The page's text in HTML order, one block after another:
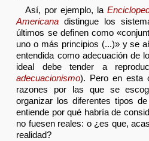
Así, por ejemplo, la
Americana distingue los
últimos se definen como
uno o más principios (...)» y se
entendida como adecuación de
ideal debe tender a
adecuacionismo). Pero en esta
razones por las que se
organizar los diferentes tipos
entiende por qué habría de
no fuesen reales: o ¿es que,
realidad?